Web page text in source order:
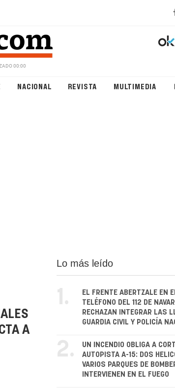
00:00
NACIONAL REVISTA MULTIMEDIA
A
Lo más leído
1.
EL FRENTE ABERTZALE EN
TELÉFONO DEL 112 DE
RECHAZAN INTEGRAR LAS
GUARDIA CIVIL Y POLICÍA
2.
UN INCENDIO OBLIGA A
AUTOPISTA A-15: DOS
VARIOS PARQUES DE
INTERVIENEN EN EL FUEGO